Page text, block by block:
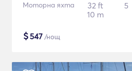
Моторна яхта
32 ft
10 m
5
$547 /нощ